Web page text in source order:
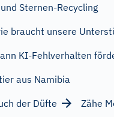
Sternen-Recycling
braucht unsere
KI-Fehlverhalten
aus Namibia
der Düfte
Zähe